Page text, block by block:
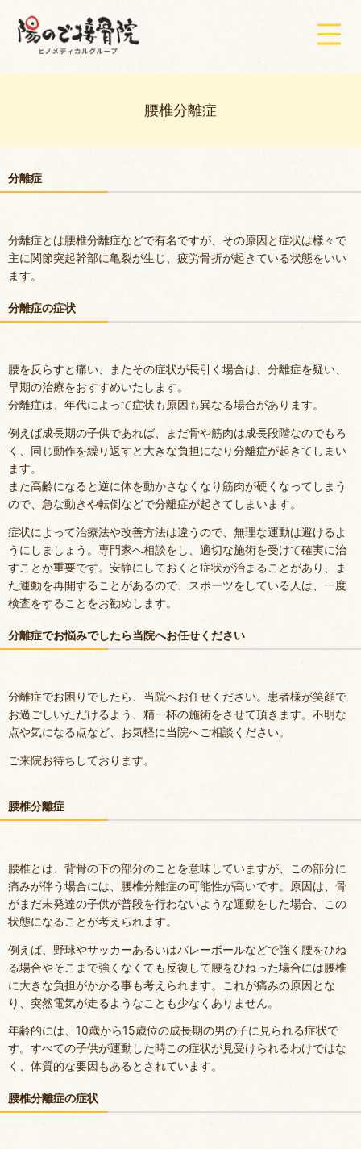
腰椎分離症
分離症
分離症とは腰椎分離症などで有名ですが、その原因と症状は様々で
主に関節突起幹部に亀裂が生じ、疲労骨折が起きている状態をいい
ます。
分離症の症状
腰を反らすと痛い、またその症状が長引く場合は、分離症を疑い、
早期の治療をおすすめいたします。
分離症は、年代によって症状も原因も異なる場合があります。
例えば成長期の子供であれば、まだ骨や筋肉は成長段階なのでもろ
く、同じ動作を繰り返すと大きな負担になり分離症が起きてしまい
ます。
また高齢になると逆に体を動かさなくなり筋肉が硬くなってしまう
ので、急な動きや転倒などで分離症が起きてしまいます。
症状によって治療法や改善方法は違うので、無理な運動は避けるよ
うにしましょう。専門家へ相談をし、適切な施術を受けて確実に治
すことが重要です。安静にしておくと症状が治まることがあり、ま
た運動を再開することがあるので、スポーツをしている人は、一度
検査をすることをお勧めします。
分離症でお悩みでしたら当院へお任せください
分離症でお困りでしたら、当院へお任せください。患者様が笑顔で
お過ごしいただけるよう、精一杯の施術をさせて頂きます。不明な
点や気になる点など、お気軽に当院へご相談ください。
ご来院お待ちしております。
腰椎分離症
腰椎とは、背骨の下の部分のことを意味していますが、この部分に
痛みが伴う場合には、腰椎分離症の可能性が高いです。原因は、骨
がまだ未発達の子供が普段を行わないような運動をした場合、この
状態になることが考えられます。
例えば、野球やサッカーあるいはバレーボールなどで強く腰をひね
る場合やそこまで強くなくても反復して腰をひねった場合には腰椎
に大きな負担がかかる事も考えられます。これが痛みの原因とな
り、突然電気が走るようなことも少なくありません。
年齢的には、10歳から15歳位の成長期の男の子に見られる症状で
す。すべての子供が運動した時この症状が見受けられるわけではな
く、体質的な要因もあるとされています。
腰椎分離症の症状